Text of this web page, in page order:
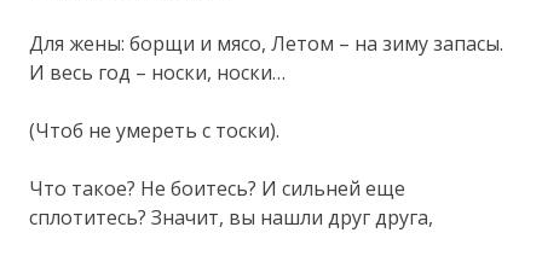
Для жены: борщи и мясо, Летом – на зиму запасы.
И весь год – носки, носки…
(Чтоб не умереть с тоски).
Что такое? Не боитесь? И сильней еще
сплотитесь? Значит, вы нашли друг друга,